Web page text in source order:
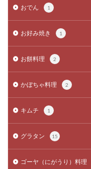
おでん 1
お好み焼き 1
お餅料理 2
かぼちゃ料理 2
キムチ 1
グラタン 15
ゴーヤ（にがうり）料理